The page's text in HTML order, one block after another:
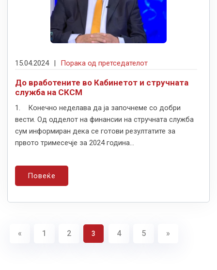
15.04.2024 Порака од претседателот
До вработените во Кабинетот и стручната
служба на СКСМ
1. Конечно неделава да ја започнеме со добри
вести. Од одделот на финансии на стручната служба
сум информиран дека се готови резултатите за
првото тримесечје за 2024 година...
Повеќе
« 1 2 3 4 5 »